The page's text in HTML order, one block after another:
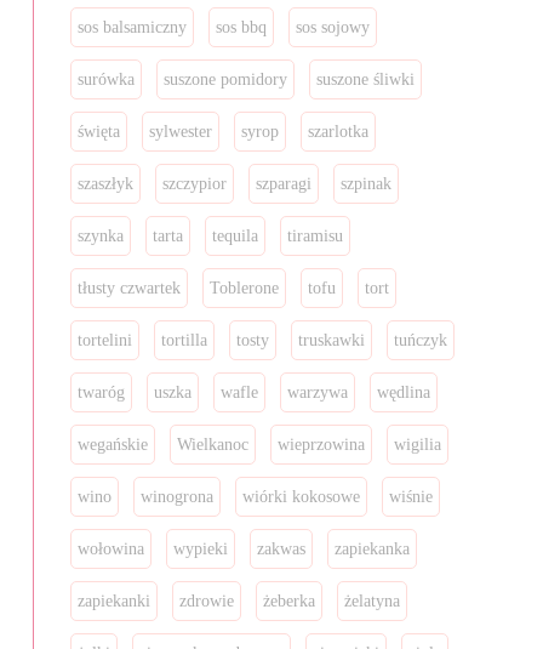
sos balsamiczny sos bbq sos sojowy
surówka suszone pomidory suszone śliwki
święta sylwester syrop szarlotka
szaszłyk szczypior szparagi szpinak
szynka tarta tequila tiramisu
tłusty czwartek Toblerone tofu tort
tortelini tortilla tosty truskawki tuńczyk
twaróg uszka wafle warzywa wędlina
wegańskie Wielkanoc wieprzowina wigilia
wino winogrona wiórki kokosowe wiśnie
wołowina wypieki zakwas zapiekanka
zapiekanki zdrowie żeberka żelatyna